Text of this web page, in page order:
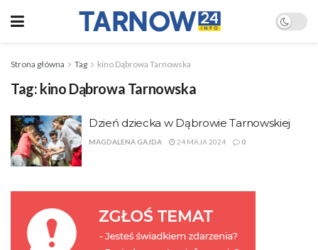
Strona główna Tag kino Dąbrowa Tarnowska
Tag: kino Dąbrowa Tarnowska
Dzień dziecka w Dąbrowie Tarnowskiej
MAGDALENA GAJDA 24 MAJA 2024 0